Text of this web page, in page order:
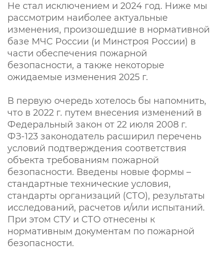
Не стал исключением и 2024 год. Ниже мы
рассмотрим наиболее актуальные
изменения, произошедшие в нормативной
базе МЧС России (и Минстроя России) в
части обеспечения пожарной
безопасности, а также некоторые
ожидаемые изменения 2025 г.
В первую очередь хотелось бы напомнить,
что в 2022 г. путем внесения изменений в
Федеральный закон от 22 июля 2008 г.
ФЗ-123 законодатель расширил перечень
условий подтверждения соответствия
объекта требованиям пожарной
безопасности. Введены новые формы –
стандартные технические условия,
стандарты организаций (СТО), результаты
исследований, расчетов и/или испытаний.
При этом СТУ и СТО отнесены к
нормативным документам по пожарной
безопасности.